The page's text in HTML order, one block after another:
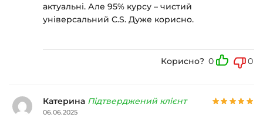
актуальні. Але 95% курсу – чистий
універсальний C.S. Дуже корисно.
Корисно? 0 0
Катерина Підтверджений клієнт
06.06.2025